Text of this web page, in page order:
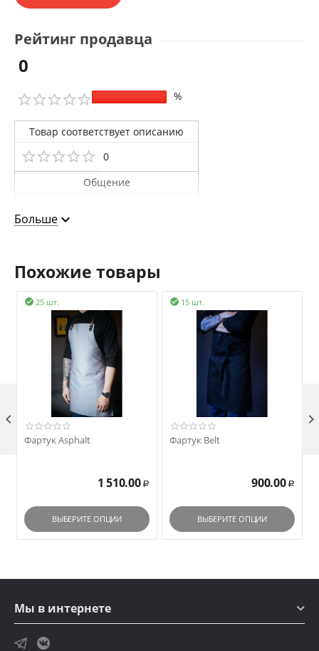
Рейтинг продавца
0
%
Товар соответствует описанию
0
Общение
Больше
Похожие товары
25 шт.

Фартук Asphalt
1 510.00 Р
ВЫБЕРИТЕ ОПЦИИ
15 шт.

Фартук Belt
900.00 Р
ВЫБЕРИТЕ ОПЦИИ
 
Мы в интернете